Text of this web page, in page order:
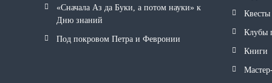
«Сначала Аз да Буки, а потом науки» к
Дню знаний
Под покровом Петра и Февронии
Квесты
Клубы
Книги